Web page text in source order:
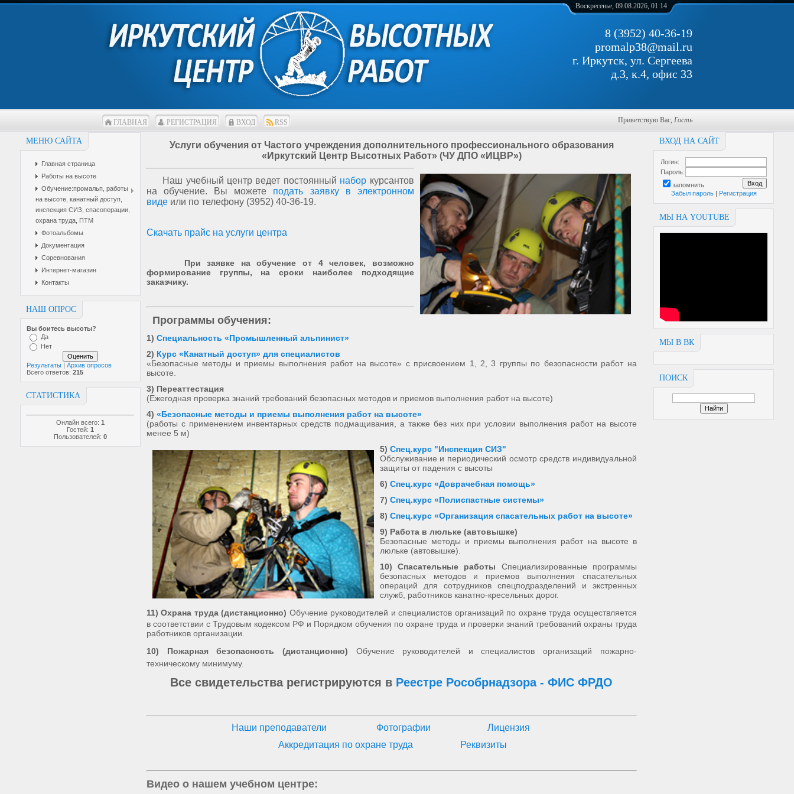
Воскресенье, 09.08.2026, 01:14
8 (3952) 40-36-19
promalp38@mail.ru
г. Иркутск, ул. Сергеева
д.3, к.4, офис 33
ГЛАВНАЯ РЕГИСТРАЦИЯ ВХОД RSS Приветствую Вас, Гость
МЕНЮ САЙТА
Главная страница
Работы на высоте
Обучение:промальп, работы
на высоте, канатный доступ,
инспекция СИЗ, спасоперации,
охрана труда, ПТМ
Фотоальбомы
Документация
Соревнования
Интернет-магазин
Контакты
НАШ ОПРОС
Вы боитесь высоты?
Да
Нет
Результаты| Архив опросов
Всего ответов: 215
СТАТИСТИКА
Онлайн всего: 1
Гостей: 1
Пользователей: 0
ВХОД НА САЙТ
Логин:
Пароль:
запомнить
Забыл пароль| Регистрация
МЫ НА YOUTUBE
МЫ В ВК
ПОИСК
Услуги обучения от Частого учреждения дополнительного профессионального образования
«Иркутский Центр Высотных Работ» (ЧУ ДПО «ИЦВР»)
Наш учебный центр ведет постоянный набор курсантов
на обучение. Вы можете подать заявку в электронном
видеили по телефону (3952) 40-36-19.
Скачать прайс на услуги центра
При заявке на обучение от 4 человек, возможно
формирование группы, на сроки наиболее подходящие
заказчику.
Программы обучения:
1) Специальность «Промышленный альпинист»
2) Курс «Канатный доступ» для специалистов
«Безопасные методы и приемы выполнения работ на высоте» с присвоением 1, 2, 3 группы по безопасности работ на
высоте.
3) Переаттестация
(Ежегодная проверка знаний требований безопасных методов и приемов выполнения работ на высоте)
4) «Безопасные методы и приемы выполнения работ на высоте»
(работы с применением инвентарных средств подмащивания, а также без них при условии выполнения работ на высоте
менее 5 м)
5) Спец.курс "Инспекция СИЗ"
Обслуживание и периодический осмотр средств индивидуальной
защиты от падения с высоты
6) Спец.курс «Доврачебная помощь»
7) Спец.курс «Полиспастные системы»
8) Спец.курс «Организация спасательных работ на высоте»
9) Работа в люльке (автовышке)
Безопасные методы и приемы выполнения работ на высоте в
люльке (автовышке).
10) Спасательные работы
Специализированные программы
безопасных методов и приемов выполнения спасательных
операций для сотрудников спецподразделений и экстренных
служб, работников канатно-кресельных дорог.
11) Охрана труда (дистанционно) Обучение руководителей и специалистов организаций по охране труда осуществляется
в соответствии с Трудовым кодексом РФ и Порядком обучения по охране труда и проверки знаний требований охраны труда
работников организации.
10) Пожарная безопасность (дистанционно)
Обучение руководителей и специалистов организаций пожарно-
техническому минимуму.
Все свидетельства регистрируются в Реестре Рособрнадзора - ФИС ФРДО
Наши преподаватели Фотографии
Лицензия
Аккредитация по охране труда
Реквизиты
Видео о нашем учебном центре: